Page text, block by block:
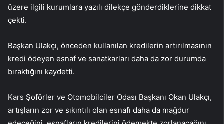
üzere ilgili kurumlara yazılı dilekçe gönderdiklerine dikkat
çekti.
Başkan Ulakçı, önceden kullanılan kredilerin artırılmasının
kredi ödeyen esnaf ve sanatkarları daha da zor durumda
bıraktığını kaydetti.
Kars Şoförler ve Otomobilciler Odası Başkanı Okan Ulakçı,
artışların zor ve sıkıntılı olan esnafı daha da mağdur